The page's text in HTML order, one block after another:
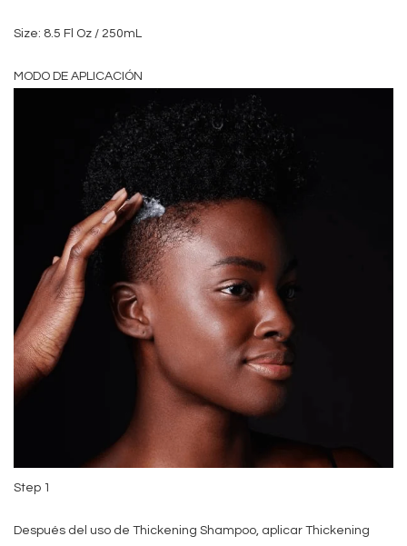
Size: 8.5 Fl Oz / 250mL
MODO DE APLICACIÓN
Step 1
Después del uso de Thickening Shampoo, aplicar Thickening